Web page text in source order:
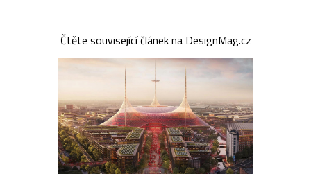
Čtěte související článek na DesignMag.cz